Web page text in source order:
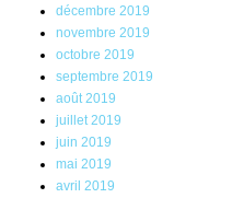
décembre 2019
novembre 2019
octobre 2019
septembre 2019
août 2019
juillet 2019
juin 2019
mai 2019
avril 2019